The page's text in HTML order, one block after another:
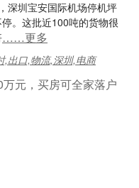
深圳宝安国际机场停机坪
。这批近100吨的货物很
……更多
,出口,物流,深圳,电商